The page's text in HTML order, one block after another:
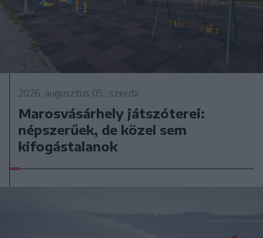
2026. augusztus 05., szerda
Marosvásárhely játszóterei:
népszerűek, de közel sem
kifogástalanok